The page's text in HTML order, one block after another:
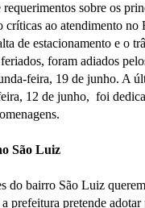
requerimentos sobre os
críticas ao atendimento no
de estacionamento e o
foram adiados
feira, 19 de junho. A
12 de junho, foi
São Luiz
do bairro São Luiz
prefeitura pretende adotar